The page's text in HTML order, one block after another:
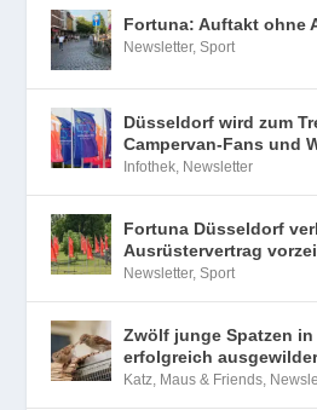
Fortuna: Auftakt ohne
Newsletter,Sport
Düsseldorf wird zum
Campervan-Fans und
Infothek, Newsletter
Fortuna Düsseldorf
Ausrüstervertrag
Newsletter,Sport
Zwölf junge Spatzen
erfolgreich
Katz, Maus & Friends,